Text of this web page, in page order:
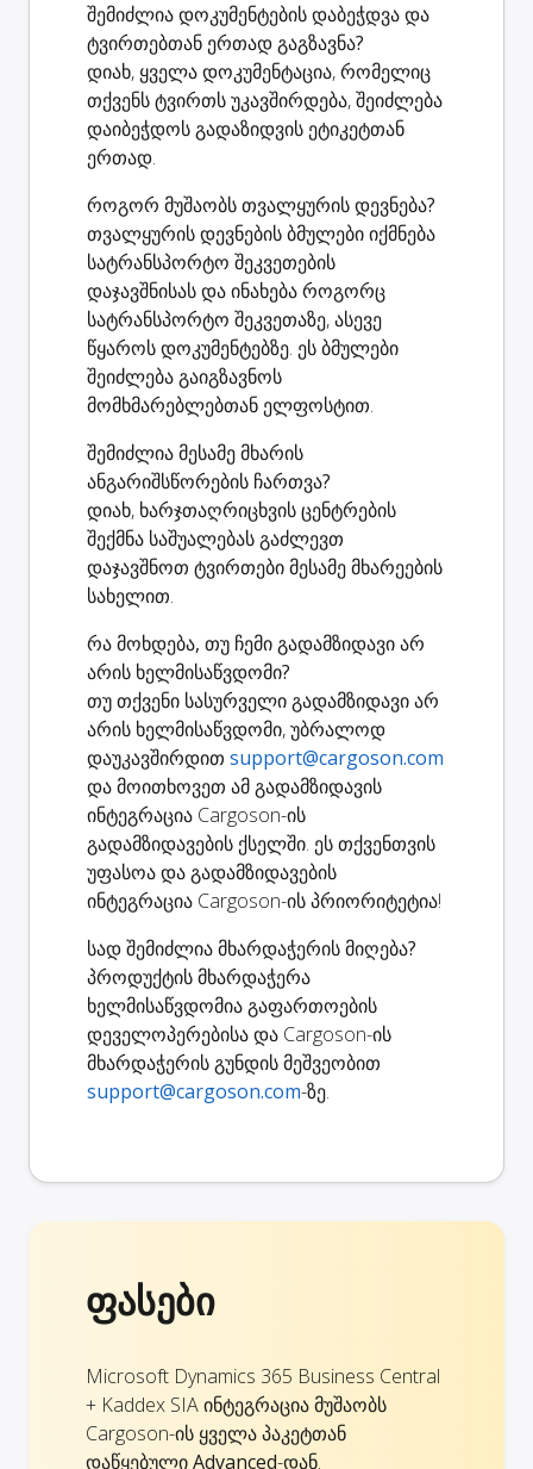
შემიძლია დოკუმენტების დაბეჭდვა და
ტვირთებთან ერთად გაგზავნა?
დიახ, ყველა დოკუმენტაცია, რომელიც
თქვენს ტვირთს უკავშირდება, შეიძლება
დაიბეჭდოს გადაზიდვის ეტიკეტთან
ერთად.
როგორ მუშაობს თვალყურის დევნება?
თვალყურის დევნების ბმულები იქმნება
სატრანსპორტო შეკვეთების
დაჯავშნისას და ინახება როგორც
სატრანსპორტო შეკვეთაზე, ასევე
წყაროს დოკუმენტებზე. ეს ბმულები
შეიძლება გაიგზავნოს
მომხმარებლებთან ელფოსტით.
შემიძლია მესამე მხარის
ანგარიშსწორების ჩართვა?
დიახ, ხარჯთაღრიცხვის ცენტრების
შექმნა საშუალებას გაძლევთ
დაჯავშნოთ ტვირთები მესამე მხარეების
სახელით.
რა მოხდება, თუ ჩემი გადამზიდავი არ
არის ხელმისაწვდომი?
თუ თქვენი სასურველი გადამზიდავი არ
არის ხელმისაწვდომი, უბრალოდ
დაუკავშირდით support@cargoson.com
და მოითხოვეთ ამ გადამზიდავის
ინტეგრაცია Cargoson-ის
გადამზიდავების ქსელში. ეს თქვენთვის
უფასოა და გადამზიდავების
ინტეგრაცია Cargoson-ის პრიორიტეტია!
სად შემიძლია მხარდაჭერის მიღება?
პროდუქტის მხარდაჭერა
ხელმისაწვდომია გაფართოების
დეველოპერებისა და Cargoson-ის
მხარდაჭერის გუნდის მეშვეობით
support@cargoson.com-ზე.
ფასები
Microsoft Dynamics 365 Business Central
+ Kaddex SIA ინტეგრაცია მუშაობს
Cargoson-ის ყველა პაკეტთან
დაწყებულიAdvanced-დან.